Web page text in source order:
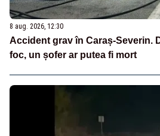
8 aug. 2026, 12:30
Accident grav în Caraș-Severin.
foc, un șofer ar putea fi mort